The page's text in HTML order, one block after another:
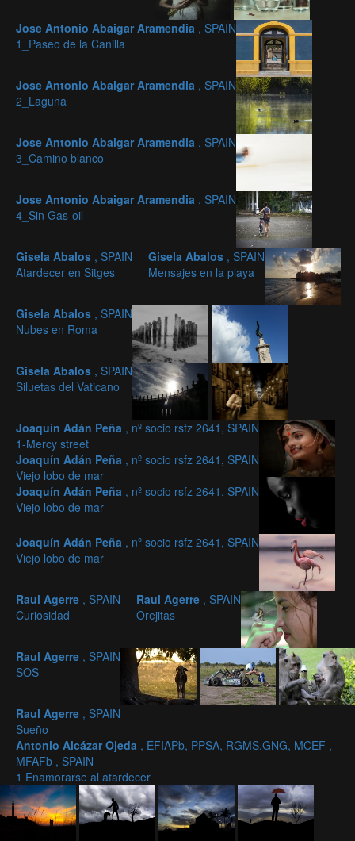
Jose Antonio Abaigar Aramendia , SPAIN
1_Paseo de la Canilla
Jose Antonio Abaigar Aramendia , SPAIN
2_Laguna
Jose Antonio Abaigar Aramendia , SPAIN
3_Camino blanco
Jose Antonio Abaigar Aramendia , SPAIN
4_Sin Gas-oil
Gisela Abalos , SPAIN
Atardecer en Sitges
Gisela Abalos , SPAIN
Mensajes en la playa
Gisela Abalos , SPAIN
Nubes en Roma
Gisela Abalos , SPAIN
Siluetas del Vaticano
Joaquín Adán Peña , nº socio rsfz 2641, SPAIN
1-Mercy street
Joaquín Adán Peña , nº socio rsfz 2641, SPAIN
Viejo lobo de mar
Joaquín Adán Peña , nº socio rsfz 2641, SPAIN
Viejo lobo de mar
Joaquín Adán Peña , nº socio rsfz 2641, SPAIN
Viejo lobo de mar
Raul Agerre , SPAIN
Curiosidad
Raul Agerre , SPAIN
Orejitas
Raul Agerre , SPAIN
SOS
Raul Agerre , SPAIN
Sueño
Antonio Alcázar Ojeda , EFIAPb, PPSA, RGMS.GNG, MCEF ,
MFAFb , SPAIN
1 Enamorarse al atardecer